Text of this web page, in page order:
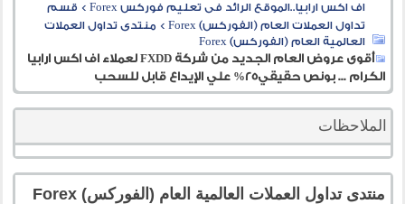
اف اكس ارابيا..الموقع الرائد فى تعليم فوركس Forex > قسم
تداول العملات العام (الفوركس) Forex
> منتدى تداول العملات
العالمية العام (الفوركس) Forex
أقوى عروض العام الجديد من شركة FXDD لعملاء اف اكس ارابيا
الكرام ... بونص حقيقي25% علي الإيداع قابل للسحب
الملاحظات
منتدى تداول العملات العالمية العام (الفوركس) Forex